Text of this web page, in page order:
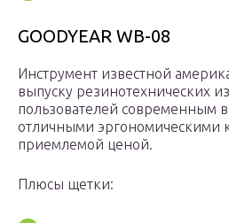
GOODYEAR WB-08
Инструмент известной
выпуску резинотехнических
пользователей современным
отличными эргономическими
приемлемой ценой.
Плюсы щетки: